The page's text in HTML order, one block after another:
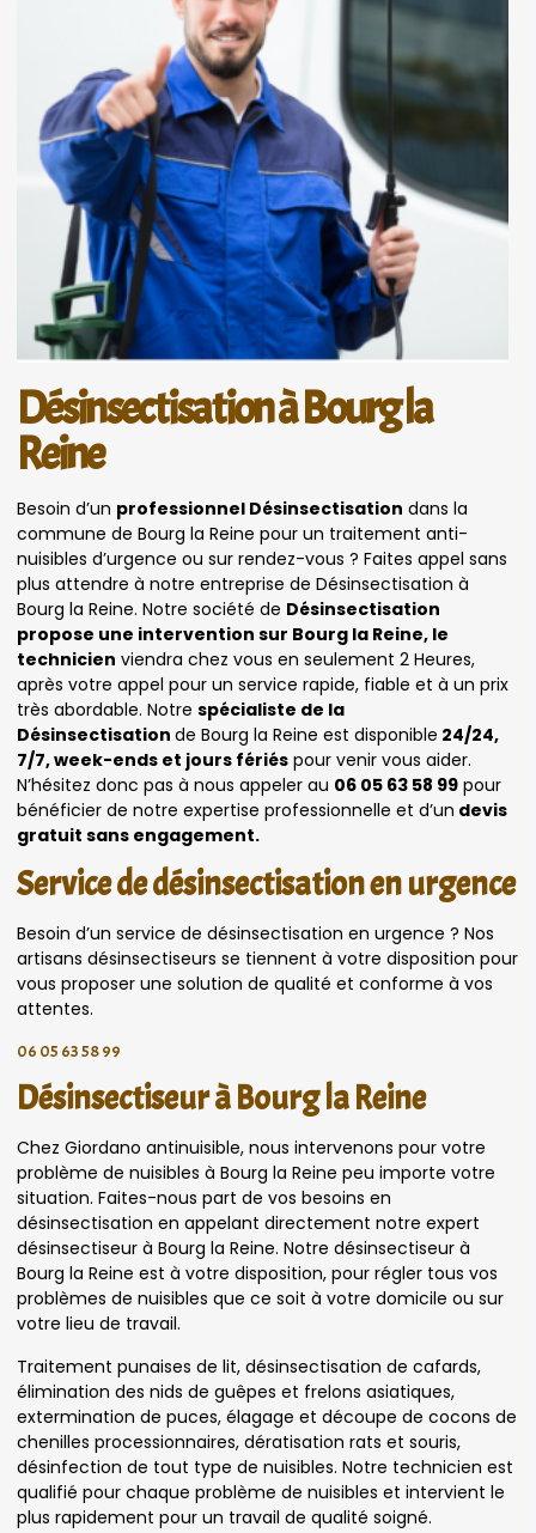
Désinsectisation à Bourg la
Reine
Besoin d’un professionnel Désinsectisation dans la
commune de Bourg la Reine pour un traitement anti-
nuisibles d’urgence ou sur rendez-vous ? Faites appel sans
plus attendre à notre entreprise de Désinsectisation à
Bourg la Reine. Notre société de Désinsectisation
propose une intervention sur Bourg la Reine, le
technicien viendra chez vous en seulement 2 Heures,
après votre appel pour un service rapide, fiable et à un prix
très abordable. Notre spécialiste de la
Désinsectisation de Bourg la Reine est disponible 24/24,
7/7, week-ends et jours fériés pour venir vous aider.
N’hésitez donc pas à nous appeler au 06 05 63 58 99 pour
bénéficier de notre expertise professionnelle et d’un devis
gratuit sans engagement.
Service de désinsectisation en urgence
Besoin d’un service de désinsectisation en urgence ? Nos
artisans désinsectiseurs se tiennent à votre disposition pour
vous proposer une solution de qualité et conforme à vos
attentes.
06 05 63 58 99
Désinsectiseur à Bourg la Reine
Chez Giordano antinuisible, nous intervenons pour votre
problème de nuisibles à Bourg la Reine peu importe votre
situation. Faites-nous part de vos besoins en
désinsectisation en appelant directement notre expert
désinsectiseur à Bourg la Reine. Notre désinsectiseur à
Bourg la Reine est à votre disposition, pour régler tous vos
problèmes de nuisibles que ce soit à votre domicile ou sur
votre lieu de travail.
Traitement punaises de lit, désinsectisation de cafards,
élimination des nids de guêpes et frelons asiatiques,
extermination de puces, élagage et découpe de cocons de
chenilles processionnaires, dératisation rats et souris,
désinfection de tout type de nuisibles. Notre technicien est
qualifié pour chaque problème de nuisibles et intervient le
plus rapidement pour un travail de qualité soigné.